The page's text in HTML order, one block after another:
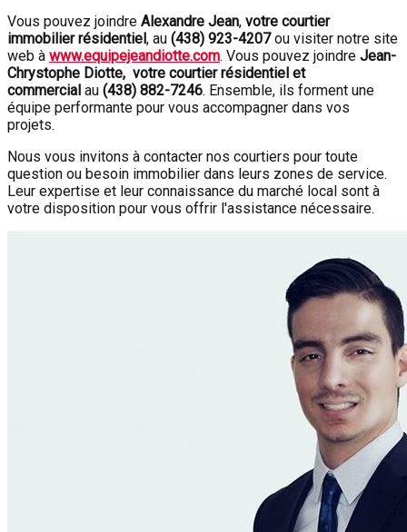
Vous pouvez joindre Alexandre Jean, votre courtier
immobilier résidentiel , au (438) 923-4207ou visiter notre site
web à www.equipejeandiotte.com. Vous pouvez joindre Jean-
Chrystophe Diotte, votre courtier résidentiel et
commercial au (438) 882-7246. Ensemble, ils forment une
équipe performante pour vous accompagner dans vos
projets.
Nous vous invitons à contacter nos courtiers pour toute
question ou besoin immobilier dans leurs zones de service.
Leur expertise et leur connaissance du marché local sont à
votre disposition pour vous offrir l'assistance nécessaire.